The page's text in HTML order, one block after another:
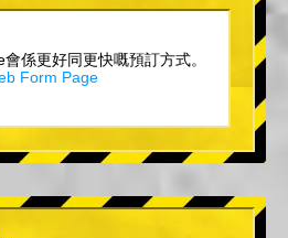
係更好同更快嘅預訂方式。
Form Page